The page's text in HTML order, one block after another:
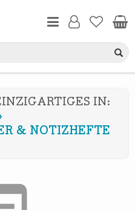
IN:
& NOTIZHEFTE